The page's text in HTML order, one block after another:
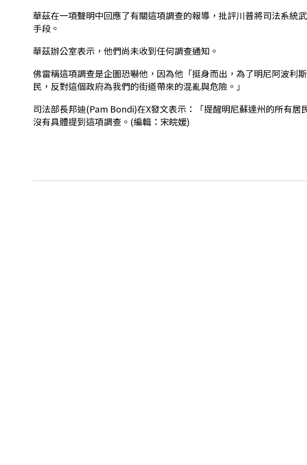
華茲在一項聲明中回應了有關這項調查的報導，批評川普將司法系統
手段。
華茲辦公室表示，他們尚未收到任何調查通知。
佛雷稱這項調查是企圖恐嚇他，因為他「挺身而出，為了明尼阿波利
民，反對這個政府為我們的街道帶來的混亂與危險。」
司法部長邦迪(Pam Bondi)在X發文表示：「提醒明尼蘇達州的所有居
沒有具體提到這項調查。(編輯：宋皖媛)